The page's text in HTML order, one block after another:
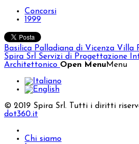
Concorsi
1999
Basilica Palladiana di Vicenza Villa
Spira Srl
Servizi di Progettazione
Architettonico Open Menu Menu
© 2019 Spira Srl. Tutti i diritti
dot360.it
Chi siamo